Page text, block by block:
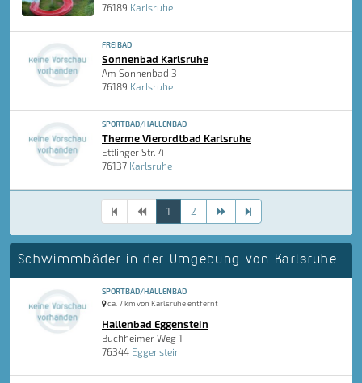
76189 Karlsruhe
FREIBAD
Sonnenbad Karlsruhe
Am Sonnenbad 3
76189 Karlsruhe
SPORTBAD/HALLENBAD
Therme Vierordtbad Karlsruhe
Ettlinger Str. 4
76137 Karlsruhe
1 2
Schwimmbäder in der Umgebung von Karlsruhe
SPORTBAD/HALLENBAD
ca. 7 km von Karlsruhe entfernt
Hallenbad Eggenstein
Buchheimer Weg 1
76344 Eggenstein